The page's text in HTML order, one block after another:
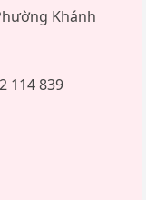
Khánh
114 839